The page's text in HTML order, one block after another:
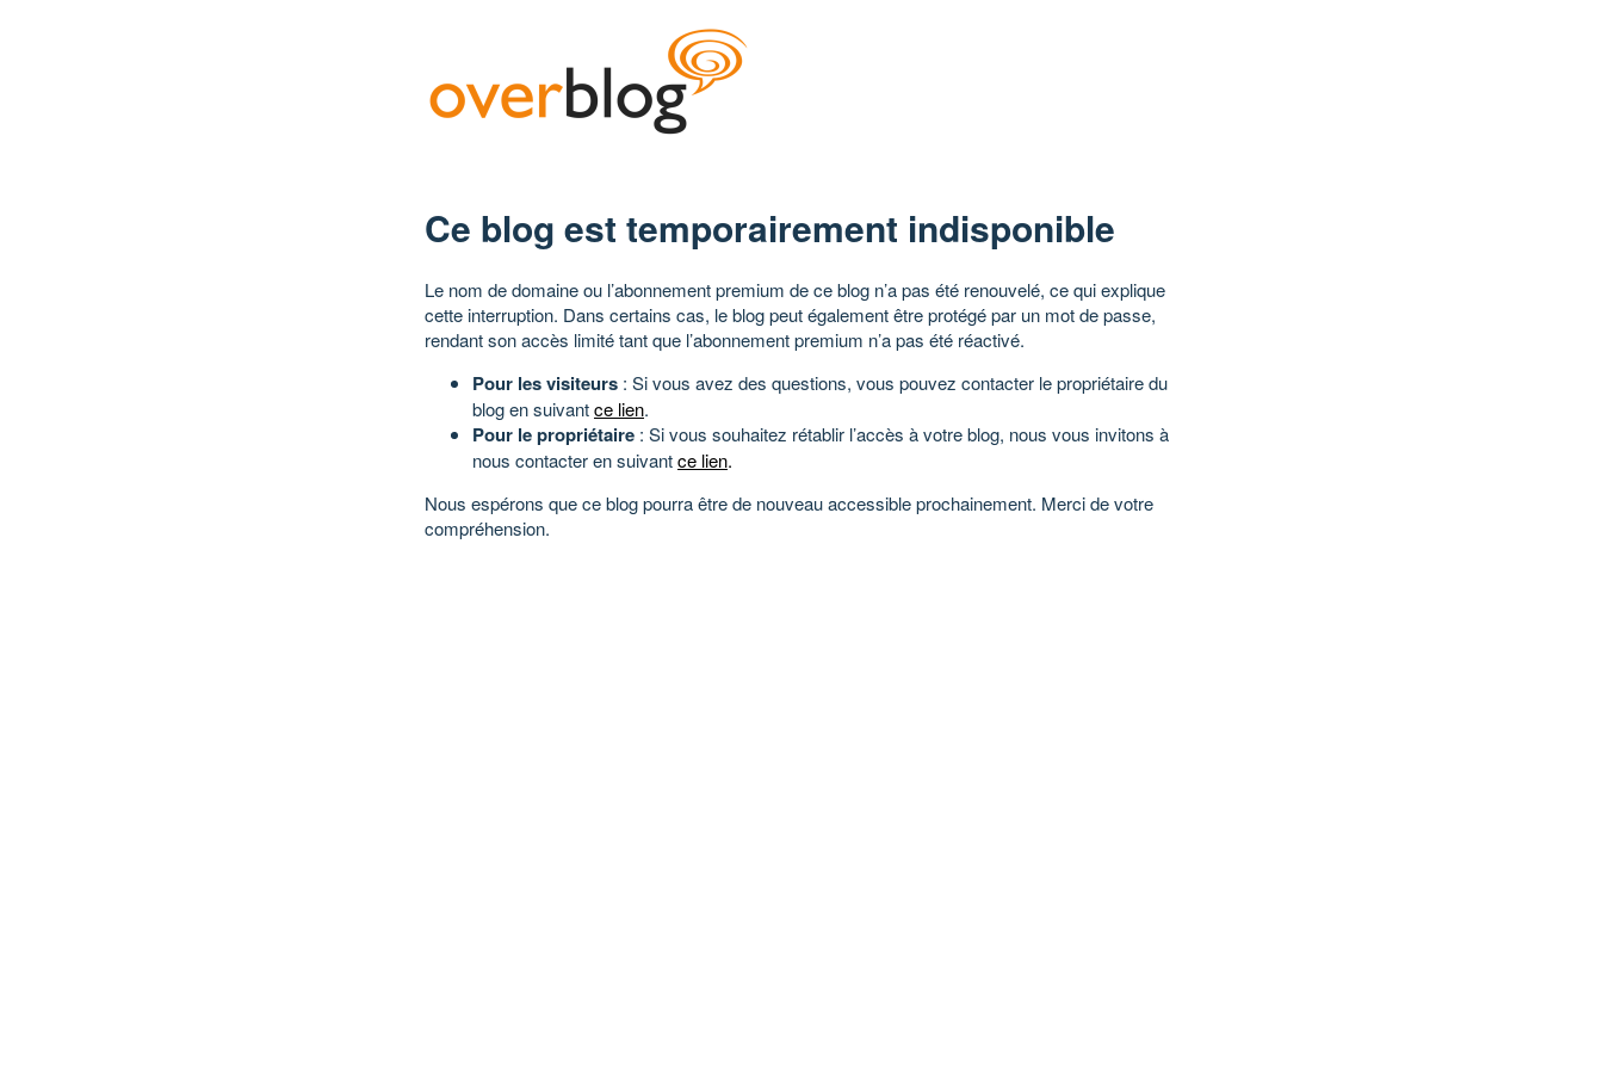
Ce blog est temporairement indisponible
Le nom de domaine ou l’abonnement premium de ce blog n’a pas été renouvelé, ce qui explique
cette interruption. Dans certains cas, le blog peut également être protégé par un mot de passe,
rendant son accès limité tant que l’abonnement premium n’a pas été réactivé.
Pour les visiteurs : Si vous avez des questions, vous pouvez contacter le propriétaire du
blog en suivantce lien.
Pour le propriétaire : Si vous souhaitez rétablir l’accès à votre blog, nous vous invitons à
nous contacter en suivantce lien.
Nous espérons que ce blog pourra être de nouveau accessible prochainement. Merci de votre
compréhension.